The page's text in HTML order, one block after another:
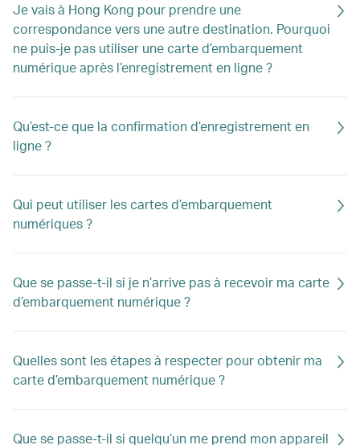
Je vais à Hong Kong pour prendre une
correspondance vers une autre destination. Pourquoi
ne puis-je pas utiliser une carte d’embarquement
numérique après l’enregistrement en ligne ?
Qu’est-ce que la confirmation d’enregistrement en
ligne ?
Qui peut utiliser les cartes d’embarquement
numériques ?
Que se passe-t-il si je n’arrive pas à recevoir ma carte
d’embarquement numérique ?
Quelles sont les étapes à respecter pour obtenir ma
carte d’embarquement numérique ?
Que se passe-t-il si quelqu’un me prend mon appareil